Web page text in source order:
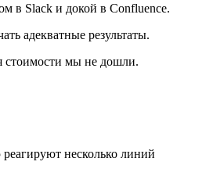
в Slack и докой в Confluence.
адекватные результаты.
стоимости мы не дошли.
несколько линий